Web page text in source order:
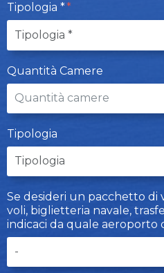
Tipologia *
Quantità Camere
Tipologia
Se desideri un pacchetto di
voli, biglietteria navale,
indicaci da quale aeroporto